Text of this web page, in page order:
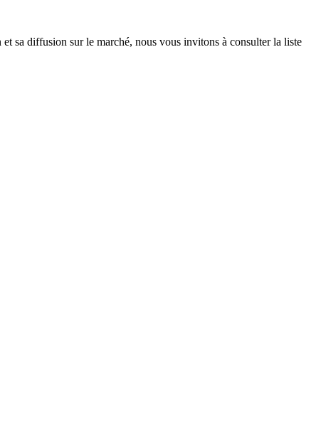
sa diffusion sur le marché, nous vous invitons à consulter la liste